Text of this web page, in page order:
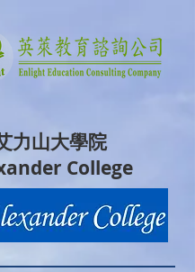
力山大學院
College